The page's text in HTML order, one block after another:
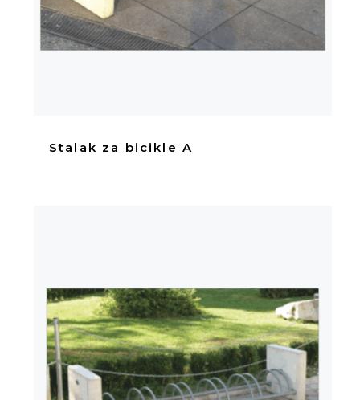
Stalak za bicikle A